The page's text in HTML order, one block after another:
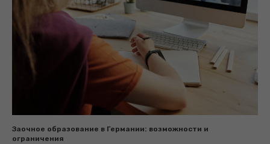
Заочное образование в Германии: возможности и
ограничения